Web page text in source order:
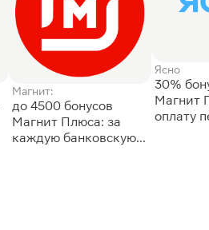
Магнит:
до 4500 бонусов
Магнит Плюса: за
каждую банковскую
Ясно
30%
Магнит
оплату